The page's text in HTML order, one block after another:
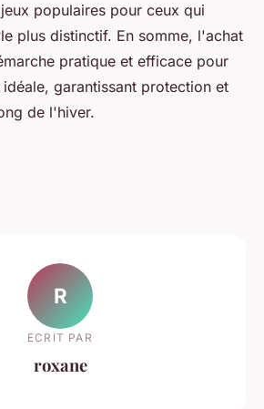
populaires pour ceux qui
plus distinctif. En somme, l'achat
pratique et efficace pour
garantissant protection et
de l'hiver.
R
ECRIT PAR
roxane